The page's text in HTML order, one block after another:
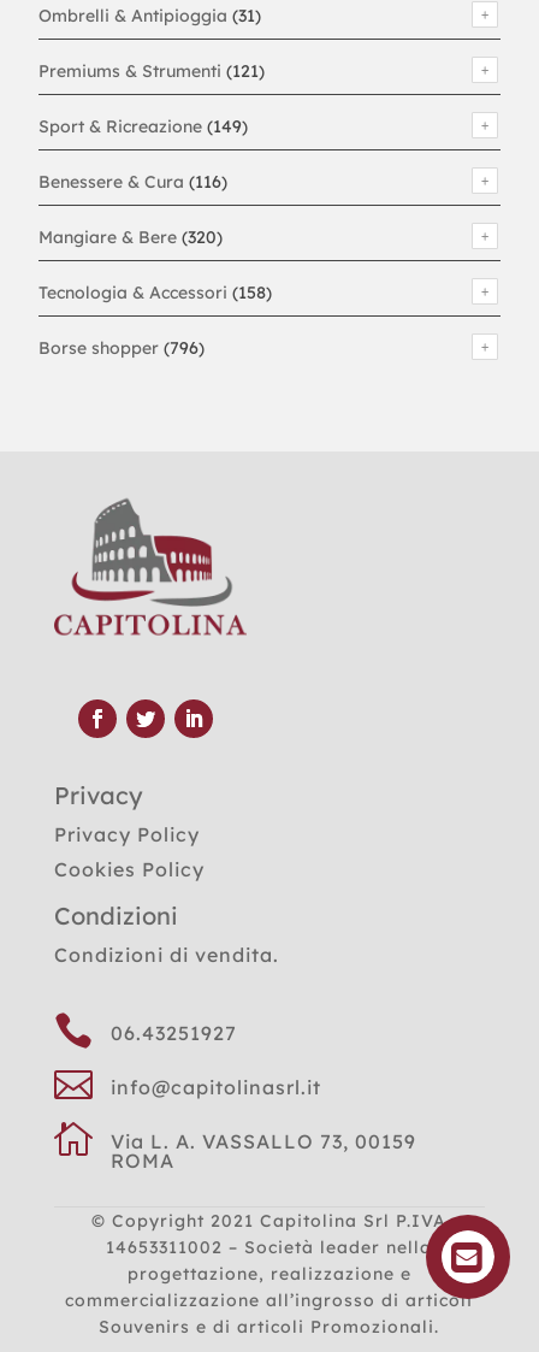
Ombrelli & Antipioggia (31)
Premiums & Strumenti (121)
Sport & Ricreazione (149)
Benessere & Cura (116)
Mangiare & Bere (320)
Tecnologia & Accessori (158)
Borse shopper (796)
Privacy
Privacy Policy
Cookies Policy
Condizioni
Condizioni di vendita.
 06.43251927
 info@capitolinasrl.it

Via L. A. VASSALLO 73, 00159
ROMA
© Copyright 2021Capitolina Srl P.IVA
14653311002 – Società leader nella
progettazione, realizzazione e
commercializzazione all’ingrosso di articoli
Souvenirs e di articoli Promozionali.